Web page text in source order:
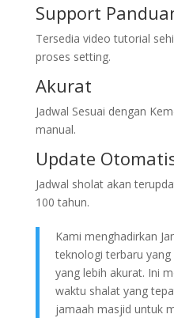
Support
Tersedia video tutorial
proses setting.
Akurat
Jadwal Sesuai dengan
manual.
Update
Jadwal sholat akan
100 tahun.
Kami menghadirkan
teknologi terbaru
yang lebih akurat. Ini
waktu shalat yang
jamaah masjid untuk